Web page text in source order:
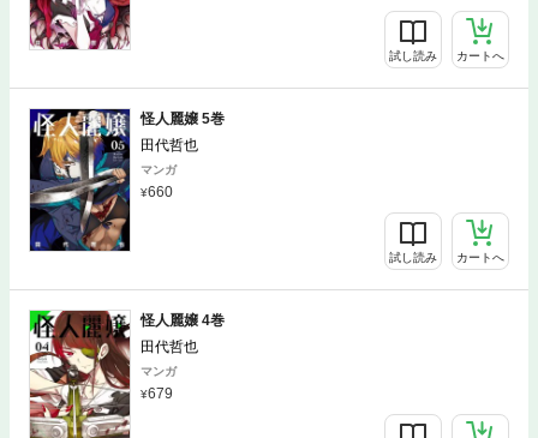
試し読み カートへ
怪人麗嬢 5巻
田代哲也
マンガ
660
試し読み カートへ
怪人麗嬢 4巻
田代哲也
マンガ
679